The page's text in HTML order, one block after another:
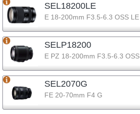
SEL18200LE
E 18-200mm F3.5-6.3 OSS LE
SELP18200
E PZ 18-200mm F3.5-6.3 OSS
SEL2070G
FE 20-70mm F4 G